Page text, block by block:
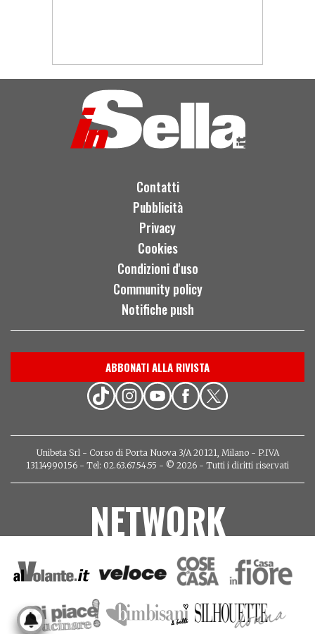
Contatti
Pubblicità
Privacy
Cookies
Condizioni d'uso
Community policy
Notifiche push
ABBONATI ALLA RIVISTA
Unibeta Srl - Corso di Porta Nuova 3/A 20121, Milano - P.IVA
13114990156 - Tel: 02.63.67.54.55 - © 2026 - Tutti i diritti riservati
NETWORK